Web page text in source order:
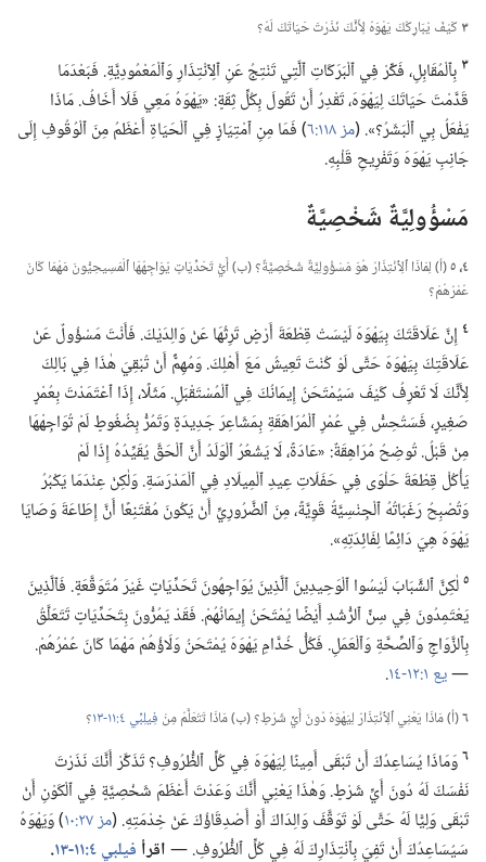
٣كَيْفَ يُبَارِكُكَ يَهْوَهُ لِأَنَّكَ نَذَرْتَ حَيَاتَكَ لَهُ؟‏
٣ بِٱلْمُقَابِلِ،‏ فَكِّرْ فِي ٱلْبَرَكَاتِ ٱلَّتِي تَنْتِجُ عَنِ ٱلِٱنْتِذَارِ وَٱلْمَعْمُودِيَّةِ.‏ فَبَعْدَمَا
قَدَّمْتَ حَيَاتَكَ لِيَهْوَهَ،‏ تَقْدِرُ أَنْ تَقُولَ بِكُلِّ ثِقَةٍ:‏ «يَهْوَهُ مَعِي فَلَا أَخَافُ.‏ مَاذَا
يَفْعَلُ بِي ٱلْبَشَرُ؟‏».‏ (‏مز ١١٨:‏٦
‏)‏ فَمَا مِنِ ٱمْتِيَازٍ فِي ٱلْحَيَاةِ أَعْظَمُ مِنَ ٱلْوُقُوفِ إِلَى
جَانِبِ يَهْوَهَ وَتَفْرِيحِ قَلْبِهِ.‏
مَسْؤُولِيَّةٌ شَخْصِيَّةٌ
٤،‏ ٥
(‏أ)‏ لِمَاذَا ٱلِٱنْتِذَارُ هُوَ مَسْؤُولِيَّةٌ شَخْصِيَّةٌ؟‏ (‏ب)‏ أَيُّ تَحَدِّيَاتٍ يُوَاجِهُهَا ٱلْمَسِيحِيُّونَ مَهْمَا كَانَ
عُمْرُهُمْ؟‏
٤ إِنَّ عَلَاقَتَكَ بِيَهْوَهَ لَيْسَتْ قِطْعَةَ أَرْضٍ تَرِثُهَا عَنْ وَالِدَيْكَ.‏ فَأَنْتَ مَسْؤُولٌ عَنْ
عَلَاقَتِكَ بِيَهْوَهَ حَتَّى لَوْ كُنْتَ تَعِيشُ مَعَ أَهْلِكَ.‏ وَمُهِمٌّ أَنْ تُبْقِيَ هٰذَا فِي بَالِكَ
لِأَنَّكَ لَا تَعْرِفُ كَيْفَ سَيُمْتَحَنُ إِيمَانُكَ فِي ٱلْمُسْتَقْبَلِ.‏ مَثَلًا،‏ إِذَا ٱعْتَمَدْتَ بِعُمْرٍ
صَغِيرٍ،‏ فَسَتُحِسُّ فِي عُمْرِ ٱلْمُرَاهَقَةِ بِمَشَاعِرَ جَدِيدَةٍ وَتَمُرُّ بِضُغُوطٍ لَمْ تُوَاجِهْهَا
مِنْ قَبْلُ.‏ تُوضِحُ مُرَاهِقَةٌ:‏ «عَادَةً،‏ لَا يَشْعُرُ ٱلْوَلَدُ أَنَّ ٱلْحَقَّ يُقَيِّدُهُ إِذَا لَمْ
يَأْكُلْ قِطْعَةَ حَلْوَى فِي حَفَلَاتِ عِيدِ ٱلْمِيلَادِ فِي ٱلْمَدْرَسَةِ.‏ وَلٰكِنْ عِنْدَمَا يَكْبُرُ
وَتُصْبِحُ رَغَبَاتُهُ ٱلْجِنْسِيَّةُ قَوِيَّةً،‏ مِنَ ٱلضَّرُورِيِّ أَنْ يَكُونَ مُقْتَنِعًا أَنَّ إِطَاعَةَ وَصَايَا
يَهْوَهَ هِيَ دَائِمًا لِفَائِدَتِهِ».‏
٥لٰكِنَّ ٱلشَّبَابَ لَيْسُوا ٱلْوَحِيدِينَ ٱلَّذِينَ يُوَاجِهُونَ تَحَدِّيَاتٍ غَيْرَ مُتَوَقَّعَةٍ.‏ فَٱلَّذِينَ
يَعْتَمِدُونَ فِي سِنِّ ٱلرُّشْدِ أَيْضًا يُمْتَحَنُ إِيمَانُهُمْ.‏ فَقَدْ يَمُرُّونَ بِتَحَدِّيَاتٍ تَتَعَلَّقُ
بِٱلزَّوَاجِ وَٱلصِّحَّةِ وَٱلْعَمَلِ.‏ فَكُلُّ خُدَّامِ يَهْوَهَ يُمْتَحَنُ وَلَاؤُهُمْ مَهْمَا كَانَ عُمْرُهُمْ.‏
—‏يع ١:‏١٢-‏١٤ ‏.‏
٦(‏أ)‏ مَاذَا يَعْنِي ٱلِٱنْتِذَارُ لِيَهْوَهَ دُونَ أَيِّ شَرْطٍ؟‏ (‏ب)‏ مَاذَا تَتَعَلَّمُ مِنْ فِيلِبِّي ٤:‏١١-‏١٣
‏؟‏
٦وَمَاذَا يُسَاعِدُكَ أَنْ تَبْقَى أَمِينًا لِيَهْوَهَ فِي كُلِّ ٱلظُّرُوفِ؟‏ تَذَكَّرْ أَنَّكَ نَذَرْتَ
نَفْسَكَ لَهُ دُونَ أَيِّ شَرْطٍ.‏ وَهٰذَا يَعْنِي أَنَّكَ وَعَدْتَ أَعْظَمَ شَخْصِيَّةٍ فِي ٱلْكَوْنِ أَنْ
تَبْقَى وَلِيًّا لَهُ حَتَّى لَوْ تَوَقَّفَ وَالِدَاكَ أَوْ أَصْدِقَاؤُكَ عَنْ خِدْمَتِهِ.‏ (‏مز ٢٧:‏١٠
‏)‏ وَيَهْوَهُ
سَيُسَاعِدُكَ أَنْ تَفِيَ بِٱنْتِذَارِكَ لَهُ فِي كُلِّ ٱلظُّرُوفِ.‏ —‏اقرأ فيلبي ٤:‏١١-‏١٣ ‏.‏